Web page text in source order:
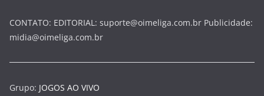
CONTATO: EDITORIAL: suporte@oimeliga.com.br Publicidade:
midia@oimeliga.com.br
Grupo: JOGOS AO VIVO